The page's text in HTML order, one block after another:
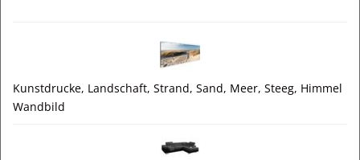
Kunstdrucke, Landschaft, Strand, Sand, Meer, Steeg, Himmel
Wandbild